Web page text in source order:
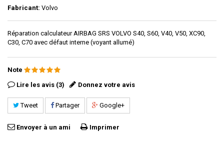
Fabricant: Volvo
Réparation calculateur AIRBAG SRS VOLVO S40, S60, V40, V50, XC90,
C30, C70 avec défaut interne (voyant allumé)
Note
Lire les avis (3)
Donnez votre avis
Tweet Partager Google+
Envoyer à un ami Imprimer